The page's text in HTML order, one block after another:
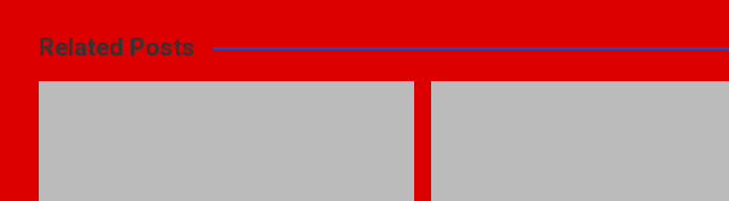
Related Posts